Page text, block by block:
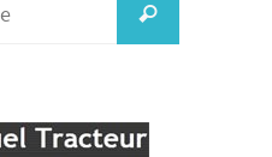
Recherche